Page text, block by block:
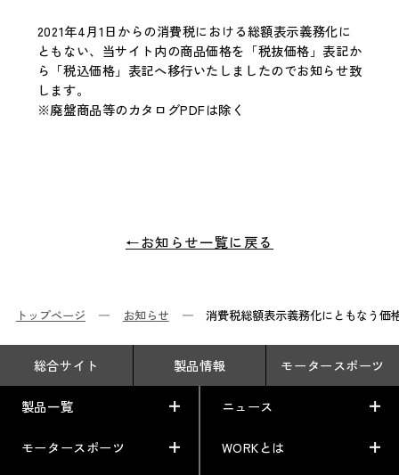
2021年4月1日からの消費税における総額表示義務化に
ともない、当サイト内の商品価格を「税抜価格」表記か
ら「税込価格」表記へ移行いたしましたのでお知らせ致
します。
※廃盤商品等のカタログPDFは除く
←お知らせ一覧に戻る
トップページ お知らせ 消費税総額表示義務化にともなう価
総合サイト 製品情報 モータースポーツ
製品一覧
製品一覧
ニュース
ニュース
モータースポーツ WORKとは